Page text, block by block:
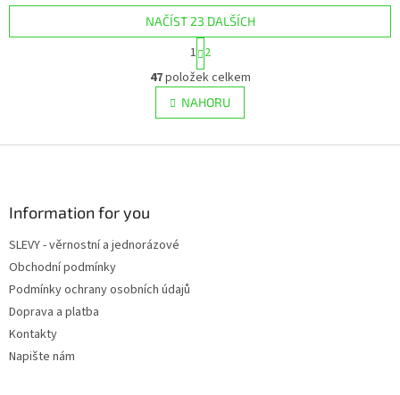
O
v
l
á
NAČÍST 23 DALŠÍCH
S
t
r
á
n
k
v
1 2
47položek celkem
NAHORU
Information for you
SLEVY - věrnostní a jednorázové
Obchodní podmínky
Podmínky ochrany osobních údajů
Doprava a platba
Kontakty
Napište nám